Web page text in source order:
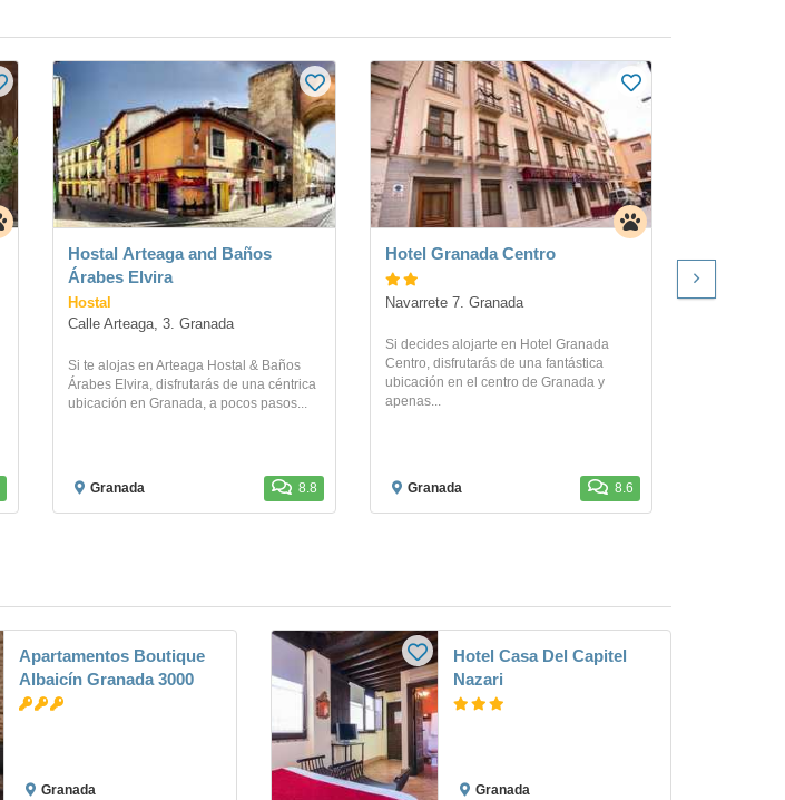
Hostal Arteaga and Baños
Árabes Elvira
Hostal
Calle Arteaga, 3. Granada
Si te alojas en Arteaga Hostal & Baños
Árabes Elvira, disfrutarás de una céntrica
ubicación en Granada, a pocos pasos...
Granada 8.8
Hotel Granada Centro
Navarrete 7. Granada
Si decides alojarte en Hotel Granada
Centro, disfrutarás de una fantástica
ubicación en el centro de Granada y
apenas...
Granada 8.6
Apartamentos Boutique
Albaicín Granada 3000
Granada
Hotel Casa Del Capitel
Nazari
Granada